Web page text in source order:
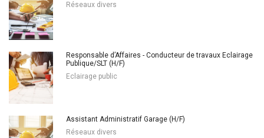
Réseaux divers
Responsable d’Affaires - Conducteur de travaux Eclairage
Publique/SLT (H/F)
Eclairage public
Assistant Administratif Garage (H/F)
Réseaux divers